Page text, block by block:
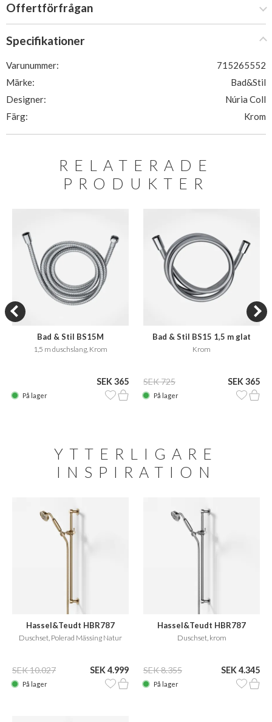
Offertförfrågan
Specifikationer
Varunummer:
715265552
Märke:
Bad&Stil
Designer:
Núria Coll
Färg:
Krom
RELATERADE
PRODUKTER
Bad & Stil BS15M
1,5 m duschslang, Krom
SEK 365
På lager
Bad & Stil BS15 1,5 m glat
bruseslange
Krom
SEK 725 SEK 365
På lager
YTTERLIGARE
INSPIRATION
Hassel&Teudt HBR787
Duschset, Polerad Mässing Natur
SEK 10.027 SEK 4.999
På lager
Hassel&Teudt HBR787
Duschset, krom
SEK 8.355 SEK 4.345
På lager